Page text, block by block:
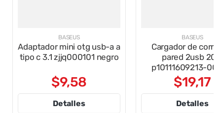
BASEUS
Adaptador mini otg usb-a a
tipo c 3.1 zjjq000101 negro
$9,58
Detalles
BASEUS
Cargador de
pared 2usb
p10111609213-00
blanco
$19,17
Detalles